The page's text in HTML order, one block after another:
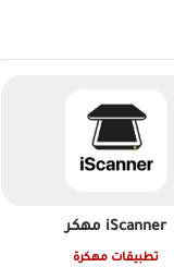
iScanner مهكر
تطبيقات مهكرة